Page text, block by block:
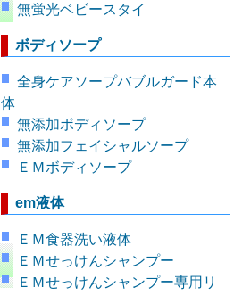
無蛍光ベビースタイ
ボディソープ
全身ケアソープバブルガード本
体
無添加ボディソープ
無添加フェイシャルソープ
ＥＭボディソープ
em液体
ＥＭ食器洗い液体
ＥＭせっけんシャンプー
ＥＭせっけんシャンプー専用リ